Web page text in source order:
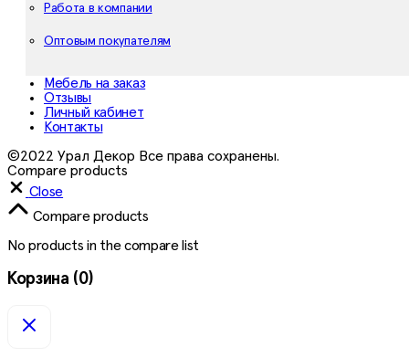
Работа в компании
Оптовым покупателям
Мебель на заказ
Отзывы
Личный кабинет
Контакты
©2022 Урал Декор Все права сохранены.
Compare products
Close
Compare products
No products in the compare list
Корзина (0)